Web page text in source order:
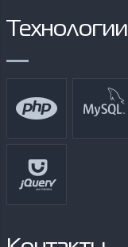
Технологии